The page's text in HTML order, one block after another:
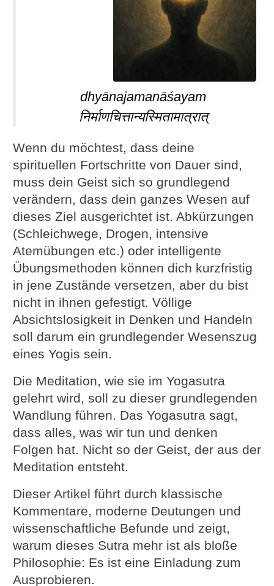
dhyānajamanāśayam
निर्माणचित्तान्यस्मितामात्रात्
Wenn du möchtest, dass deine
spirituellen Fortschritte von Dauer sind,
muss dein Geist sich so grundlegend
verändern, dass dein ganzes Wesen auf
dieses Ziel ausgerichtet ist. Abkürzungen
(Schleichwege, Drogen, intensive
Atemübungen etc.) oder intelligente
Übungsmethoden können dich kurzfristig
in jene Zustände versetzen, aber du bist
nicht in ihnen gefestigt. Völlige
Absichtslosigkeit in Denken und Handeln
soll darum ein grundlegender Wesenszug
eines Yogis sein.
Die Meditation, wie sie im Yogasutra
gelehrt wird, soll zu dieser grundlegenden
Wandlung führen. Das Yogasutra sagt,
dass alles, was wir tun und denken
Folgen hat. Nicht so der Geist, der aus der
Meditation entsteht.
Dieser Artikel führt durch klassische
Kommentare, moderne Deutungen und
wissenschaftliche Befunde und zeigt,
warum dieses Sutra mehr ist als bloße
Philosophie: Es ist eine Einladung zum
Ausprobieren.